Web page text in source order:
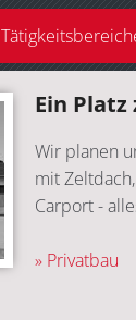
Ein
Wir planen
mit
Carport -
» Privatbau